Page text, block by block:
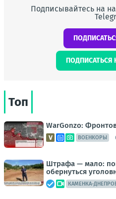
Подписывайтесь на
ПОДПИСАТЬСЯ
Топ
WarGonzo:
ВОЕНКОРЫ
Штрафа — мало:
обернуться
КАМЕНКА-